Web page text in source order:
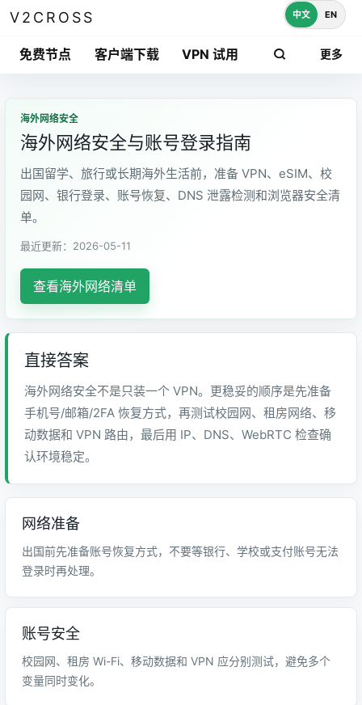
V2CROSS
免费节点 客户端下载 VPN 试用 更多
中文 EN
海外网络安全
海外网络安全与账号登录指南
出国留学、旅行或长期海外生活前，准备 VPN、eSIM、校
园网、银行登录、账号恢复、DNS 泄露检测和浏览器安全清
单。
最近更新：2026-05-11
查看海外网络清单
直接答案
海外网络安全不是只装一个 VPN。更稳妥的顺序是先准备
手机号/邮箱/2FA 恢复方式，再测试校园网、租房网络、移
动数据和 VPN 路由，最后用 IP、DNS、WebRTC 检查确
认环境稳定。
网络准备
出国前先准备账号恢复方式，不要等银行、学校或支付账号无法
登录时再处理。
账号安全
校园网、租房 Wi-Fi、移动数据和 VPN 应分别测试，避免多个
变量同时变化。